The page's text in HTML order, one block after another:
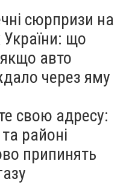
сюрпризи на
України: що
авто
через яму
свою адресу:
районі
припинять